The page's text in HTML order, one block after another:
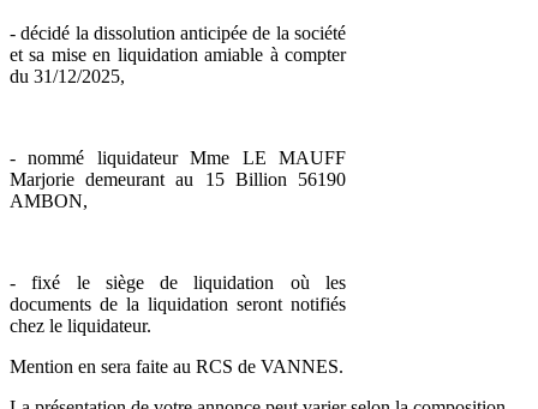
- décidé la dissolution anticipée de la société
et sa mise en liquidation amiable à compter
du 31/12/2025,
- nommé liquidateur Mme LE MAUFF
Marjorie demeurant au 15 Billion 56190
AMBON,
- fixé le siège de liquidation où les
documents de la liquidation seront notifiés
chez le liquidateur.
Mention en sera faite au RCS de VANNES.